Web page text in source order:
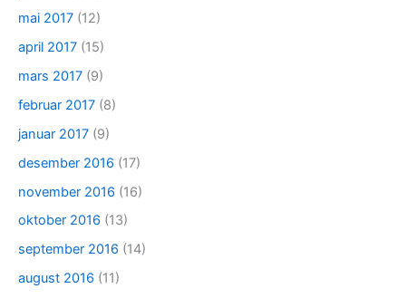
mai 2017 (12)
april 2017 (15)
mars 2017 (9)
februar 2017 (8)
januar 2017 (9)
desember 2016 (17)
november 2016 (16)
oktober 2016 (13)
september 2016 (14)
august 2016 (11)